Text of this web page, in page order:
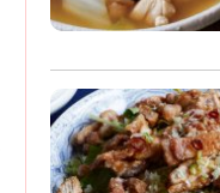
み
の
き
ょ
う